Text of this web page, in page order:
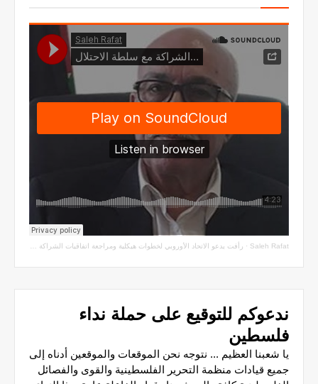
Saleh Rafat
· رأفت يدعو الاتحاد الأوروبي لخطوات هيكلية ومراجعة اتفاقيات الشراكة مع سلطة الاحتلال